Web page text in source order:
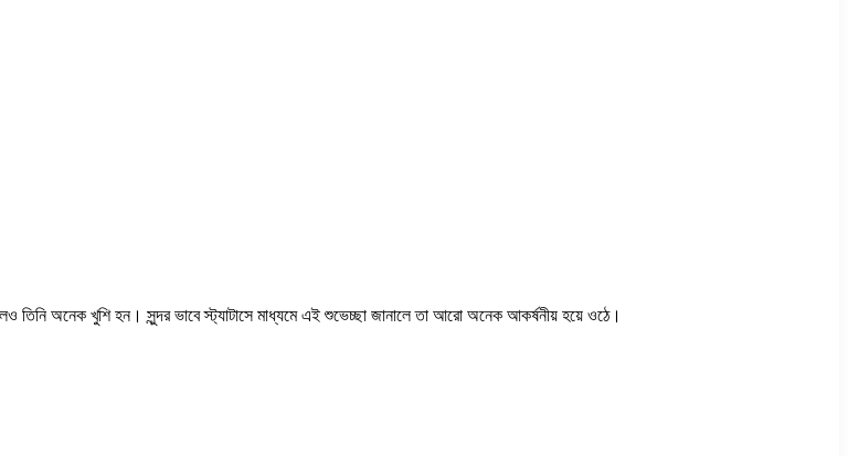
তিনি অনেক খুশি হন। সুন্দর ভাবে স্ট্যাটাসে মাধ্যমে এই শুভেচ্ছা জানালে তা আরো অনেক আকর্ষনীয় হয়ে ওঠে।